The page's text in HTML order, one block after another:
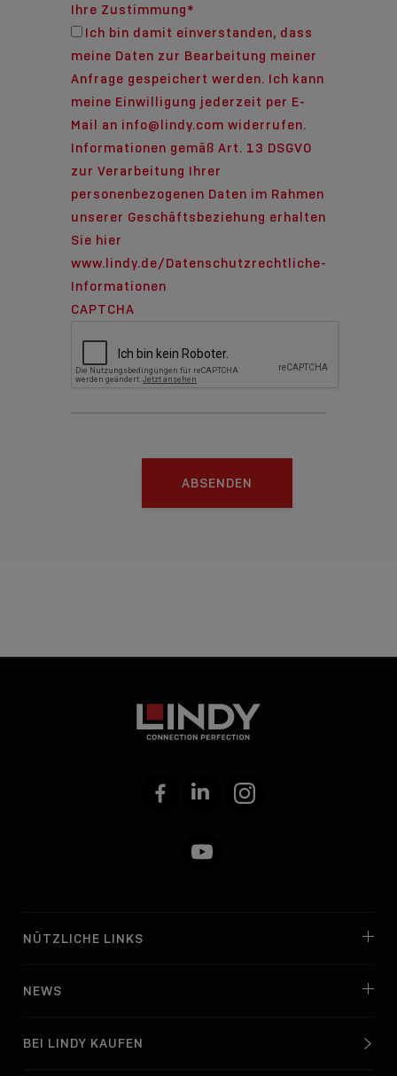
Ihre Zustimmung*
Ich bin damit einverstanden, dass
meine Daten zur Bearbeitung meiner
Anfrage gespeichert werden. Ich kann
meine Einwilligung jederzeit per E-
Mail an info@lindy.com widerrufen.
Informationen gemäß Art. 13 DSGVO
zur Verarbeitung Ihrer
personenbezogenen Daten im Rahmen
unserer Geschäftsbeziehung erhalten
Sie hier
www.lindy.de/Datenschutzrechtliche-
Informationen
CAPTCHA
ABSENDEN
FacebookLinkedIn Instagram
YouTube
NÜTZLICHE LINKS
NEWS
BEI LINDY KAUFEN